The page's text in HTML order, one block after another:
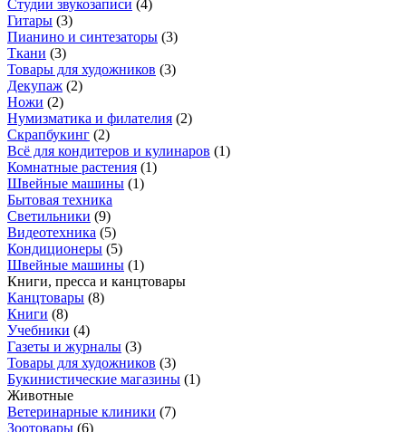
Студии звукозаписи (4)
Гитары (3)
Пианино и синтезаторы (3)
Ткани (3)
Товары для художников (3)
Декупаж (2)
Ножи (2)
Нумизматика и филателия (2)
Скрапбукинг (2)
Всё для кондитеров и кулинаров (1)
Комнатные растения (1)
Швейные машины (1)
Бытовая техника
Светильники (9)
Видеотехника (5)
Кондиционеры (5)
Швейные машины (1)
Книги, пресса и канцтовары
Канцтовары (8)
Книги (8)
Учебники (4)
Газеты и журналы (3)
Товары для художников (3)
Букинистические магазины (1)
Животные
Ветеринарные клиники (7)
Зоотовары (6)